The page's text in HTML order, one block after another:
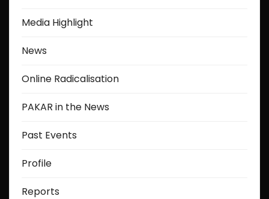
Media Highlight
News
Online Radicalisation
PAKAR in the News
Past Events
Profile
Reports